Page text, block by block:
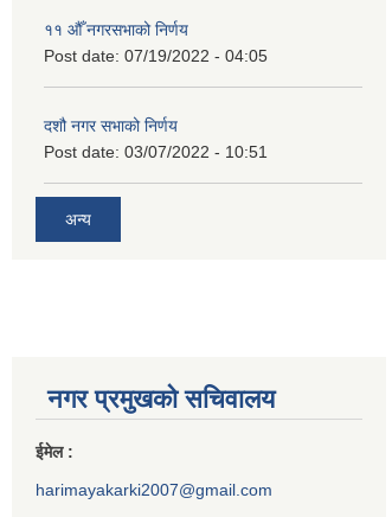
११ ‌औँ नगरसभाको निर्णय
Post date: 07/19/2022 - 04:05
दशौ नगर सभाको निर्णय
Post date: 03/07/2022 - 10:51
अन्य
नगर प्रमुखको सचिवालय
ईमेल :
harimayakarki2007@gmail.com